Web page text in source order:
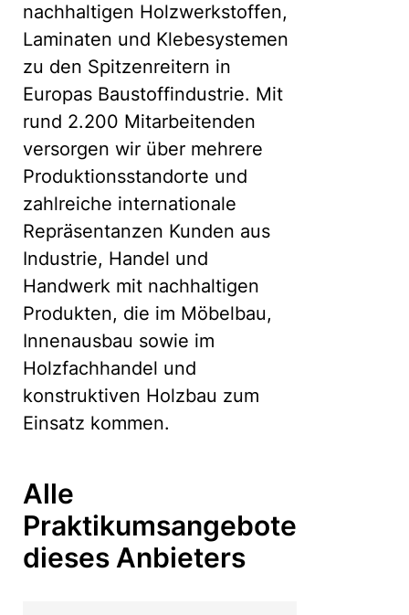
nachhaltigen Holzwerkstoffen,
Laminaten und Klebesystemen
zu den Spitzenreitern in
Europas Baustoffindustrie. Mit
rund 2.200 Mitarbeitenden
versorgen wir über mehrere
Produktionsstandorte und
zahlreiche internationale
Repräsentanzen Kunden aus
Industrie, Handel und
Handwerk mit nachhaltigen
Produkten, die im Möbelbau,
Innenausbau sowie im
Holzfachhandel und
konstruktiven Holzbau zum
Einsatz kommen.
Alle
Praktikumsangebote
dieses Anbieters